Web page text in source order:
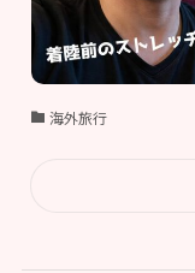
海外旅行